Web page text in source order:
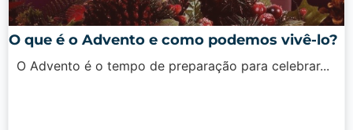
O que é o Advento e como podemos vivê-lo?
O Advento é o tempo de preparação para celebrar...